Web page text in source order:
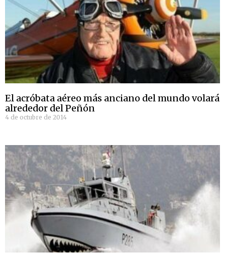
El acróbata aéreo más anciano del mundo volará
alrededor del Peñón
4 de octubre de 2014